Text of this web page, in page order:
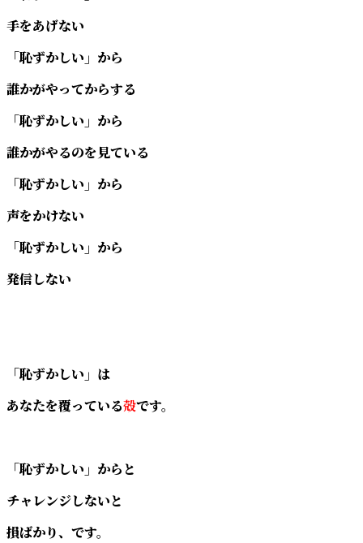
手をあげない
「恥ずかしい」から
誰かがやってからする
「恥ずかしい」から
誰かがやるのを見ている
「恥ずかしい」から
声をかけない
「恥ずかしい」から
発信しない
「恥ずかしい」は
あなたを覆っている殻です。
「恥ずかしい」からと
チャレンジしないと
損ばかり、です。